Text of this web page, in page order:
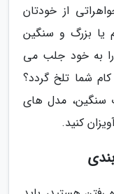
از خودتان
یا بزرگ و سنگین
به خود جلب می
شما تلخ گردد؟
سنگین، مدل های
کنید.